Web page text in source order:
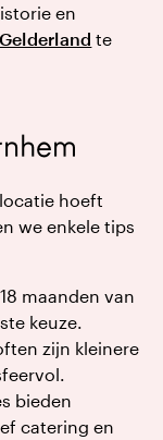
en
Gelderland te
hoeft
we enkele tips
maanden van
keuze.
zijn kleinere
bieden
catering en